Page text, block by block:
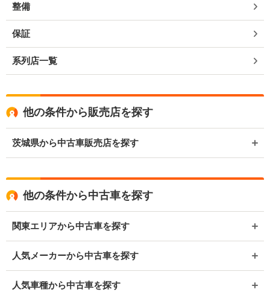
整備
保証
系列店一覧
他の条件から販売店を探す
茨城県から中古車販売店を探す
他の条件から中古車を探す
関東エリアから中古車を探す
人気メーカーから中古車を探す
人気車種から中古車を探す